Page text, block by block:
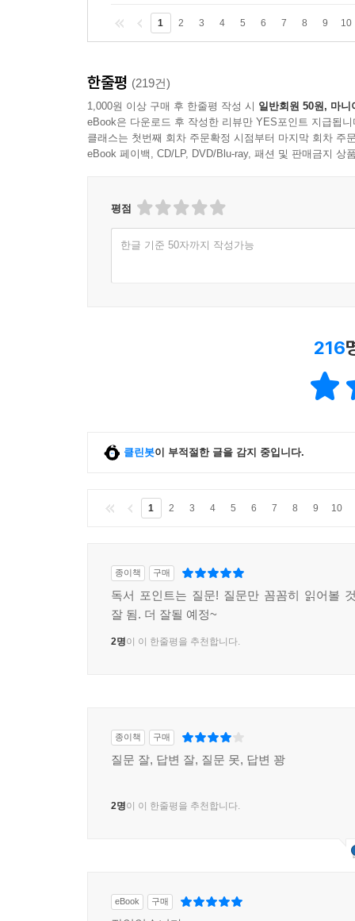
1 2 3 4 5 6 7 8 9 10
한줄평 (219건)
1,000원 이상 구매 후 한줄평 작성 시 일반회원 50원, 마니
eBook은 다운로드 후 작성한 리뷰만 YES포인트 지급됩니
클래스는 첫번째 회차 주문확정 시점부터 마지막 회차 주
eBook 페이백, CD/LP, DVD/Blu-ray, 패션 및 판매금지 상
평점
한글 기준 50자까지 작성가능
216
클린봇이 부적절한 글을 감지 중입니다.
1 2 3 4 5 6 7 8 9 10
종이책 구매
독서 포인트는 질문! 질문만 꼼꼼히 읽어볼
잘 됨. 더 잘될 예정~
2명이 이 한줄평을 추천합니다.
종이책 구매
질문 잘, 답변 잘, 질문 못, 답변 꽝
2명이 이 한줄평을 추천합니다.
eBook 구매